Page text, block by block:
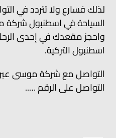
لذلك فسارع ولا تتردد في
السياحة في اسطنبول شركة
واحجز مقعدك في إحدى
اسطنبول التركية.
التواصل مع شركة موسى
التواصل على الرقم …..